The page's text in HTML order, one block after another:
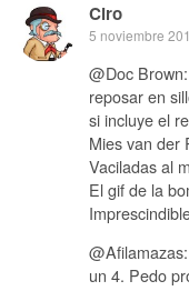
Ciro
5 noviembre
@Doc
reposar en
si incluye el
Mies van der
Vaciladas al
El gif de la
un 4. Pedo